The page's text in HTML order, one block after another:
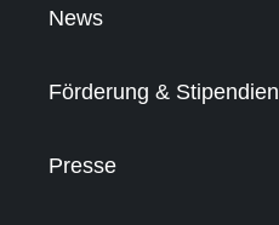
News
Förderung & Stipendien
Presse